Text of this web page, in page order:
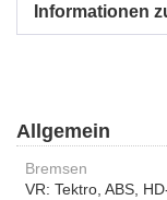
Informationen
Allgemein
Bremsen
VR: Tektro, ABS,